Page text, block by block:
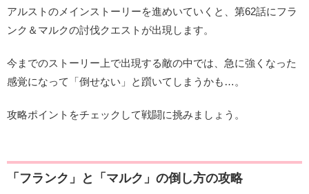
アルストのメインストーリーを進めいていくと、第62話にフラ
ンク＆マルクの討伐クエストが出現します。
今までのストーリー上で出現する敵の中では、急に強くなった
感覚になって「倒せない」と躓いてしまうかも…。
攻略ポイントをチェックして戦闘に挑みましょう。
「フランク」と「マルク」の倒し方の攻略